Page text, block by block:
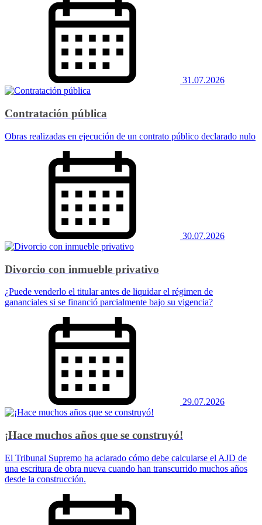
31.07.2026
Contratación pública
Obras realizadas en ejecución de un contrato público declarado nulo
30.07.2026
Divorcio con inmueble privativo
¿Puede venderlo el titular antes de liquidar el régimen de
gananciales si se financió parcialmente bajo su vigencia?
29.07.2026
¡Hace muchos años que se construyó!
El Tribunal Supremo ha aclarado cómo debe calcularse el AJD de
una escritura de obra nueva cuando han transcurrido muchos años
desde la construcción.